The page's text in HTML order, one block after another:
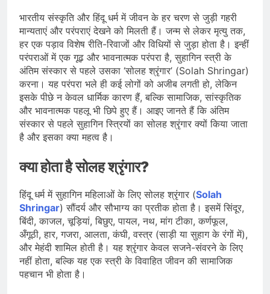
स्थान पर समाप्त किया
August 8, 2026
स्वतंत्रता दिवस से पहले देशभर में ‘हर घर
तिरंगा’ अभियान और सांस्कृतिक कार्यक्रमों की
तैयारियाँ तेज़
August 7, 2026
IMD ने कई राज्यों में भारी बारिश और बाढ़ की
चेतावनी जारी की, उत्तर भारत और पूर्वोत्तर में
हाई अलर्ट
August 7, 2026
भारतीय संस्कृति और हिंदू धर्म में जीवन के हर चरण से जुड़ी गहरी
मान्यताएं और परंपराएं देखने को मिलती हैं। जन्म से लेकर मृत्यु तक,
हर एक पड़ाव विशेष रीति-रिवाजों और विधियों से जुड़ा होता है। इन्हीं
परंपराओं में एक गूढ़ और भावनात्मक परंपरा है, सुहागिन स्त्री के
अंतिम संस्कार से पहले उसका ‘सोलह श्रृंगार’ (Solah Shringar)
करना। यह परंपरा भले ही कई लोगों को अजीब लगती हो, लेकिन
इसके पीछे न केवल धार्मिक कारण हैं, बल्कि सामाजिक, सांस्कृतिक
और भावनात्मक पहलू भी छिपे हुए हैं। आइए जानते हैं कि अंतिम
संस्कार से पहले सुहागिन स्त्रियों का सोलह श्रृंगार क्यों किया जाता
है और इसका क्या महत्व है।
क्या होता है सोलह श्रृंगार?
हिंदू धर्म में सुहागिन महिलाओं के लिए सोलह श्रृंगार (Solah
Shringar) सौंदर्य और सौभाग्य का प्रतीक होता है। इसमें सिंदूर,
बिंदी, काजल, चूड़ियां, बिछुए, पायल, नथ, मांग टीका, कर्णफूल,
अँगूठी, हार, गजरा, आलता, कंघी, वस्त्र (साड़ी या सुहाग के रंगों में),
और मेहंदी शामिल होती है। यह श्रृंगार केवल सजने-संवरने के लिए
नहीं होता, बल्कि यह एक स्त्री के विवाहित जीवन की सामाजिक
पहचान भी होता है।